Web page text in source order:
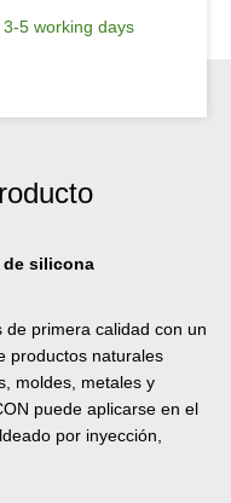
5 working days
de silicona
de primera calidad con un
productos naturales
moldes, metales y
puede aplicarse en el
por inyección,